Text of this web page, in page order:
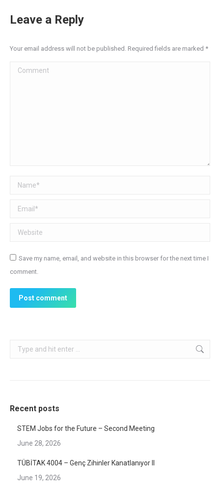
Leave a Reply
Your email address will not be published. Required fields are marked *
Comment
Name *
Email *
Website
Save my name, email, and website in this browser for the next time I
comment.
Post comment
Search:
Recent posts
STEM Jobs for the Future – Second Meeting
June 28, 2026
TÜBİTAK 4004 – Genç Zihinler Kanatlanıyor II
June 19, 2026